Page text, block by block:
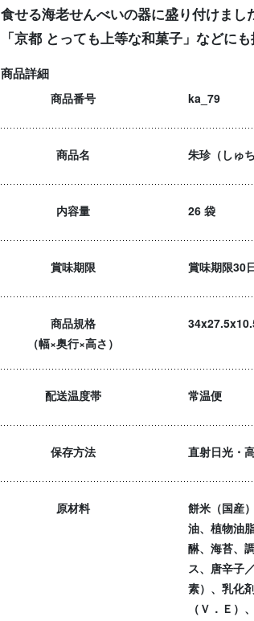
食せる海老せんべいの器に盛り付けまし
「京都 とっても上等な和菓子」などに
商品詳細
商品番号 ka_79
商品名 朱珍（しゅ
内容量 26 袋
賞味期限 賞味期限30
商品規格
（幅×奥行×高さ）
配送温度帯 常温便
保存方法 直射日光・
原材料
餅米（国産
油、植物油
醂、海苔、
ス、唐辛子
素）、乳化
（Ｖ．Ｅ）